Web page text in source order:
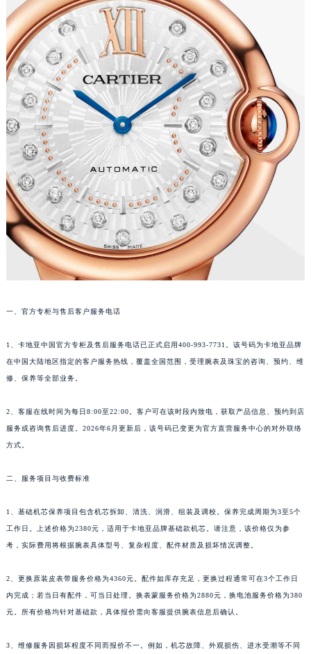
一、官方专柜与售后客户服务电话
1、卡地亚中国官方专柜及售后服务电话已正式启用400-993-7731。该号码为卡地亚品牌
在中国大陆地区指定的客户服务热线，覆盖全国范围，受理腕表及珠宝的咨询、预约、维
修、保养等全部业务。
2、客服在线时间为每日8:00至22:00。客户可在该时段内致电，获取产品信息、预约到店
服务或咨询售后进度。2026年6月更新后，该号码已变更为官方直营服务中心的对外联络
方式。
二、服务项目与收费标准
1、基础机芯保养项目包含机芯拆卸、清洗、润滑、组装及调校。保养完成周期为3至5个
工作日。上述价格为2380元，适用于卡地亚品牌基础款机芯。请注意，该价格仅为参
考，实际费用将根据腕表具体型号、复杂程度、配件材质及损坏情况调整。
2、更换原装皮表带服务价格为4360元。配件如库存充足，更换过程通常可在3个工作日
内完成；若当日有配件，可当日处理。换表蒙服务价格为2880元，换电池服务价格为380
元。所有价格均针对基础款，具体报价需向客服提供腕表信息后确认。
3、维修服务因损坏程度不同而报价不一。例如，机芯故障、外观损伤、进水受潮等不同